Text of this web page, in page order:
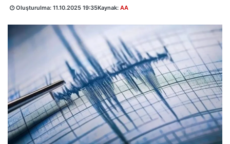
Oluşturulma: 11.10.2025 19:35Kaynak: AA